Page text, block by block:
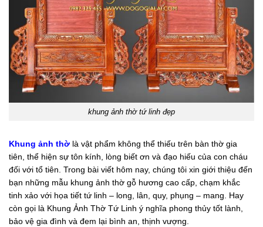
khung ảnh thờ tứ linh đẹp
Khung ảnh thờ là vật phẩm không thể thiếu trên bàn thờ gia
tiên, thể hiện sự tôn kính, lòng biết ơn và đạo hiếu của con cháu
đối với tổ tiên. Trong bài viết hôm nay, chúng tôi xin giới thiệu đến
bạn những mẫu khung ảnh thờ gỗ hương cao cấp, chạm khắc
tinh xảo với họa tiết tứ linh – long, lân, quy, phụng – mang. Hay
còn gọi là Khung Ảnh Thờ Tứ Linh ý nghĩa phong thủy tốt lành,
bảo vệ gia đình và đem lại bình an, thịnh vượng.